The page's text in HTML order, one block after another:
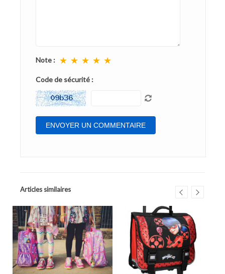
Note : ★ ★ ★ ★ ★
Code de sécurité :
Articles similaires